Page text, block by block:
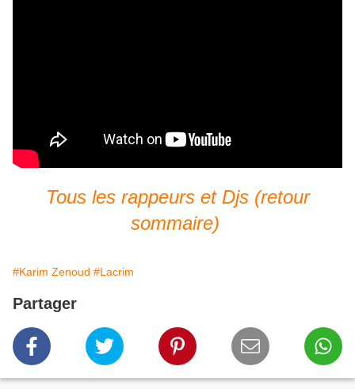
Tous les rappeurs et Djs (retour
sommaire)
#Karim Zenoud #Lacrim
Partager